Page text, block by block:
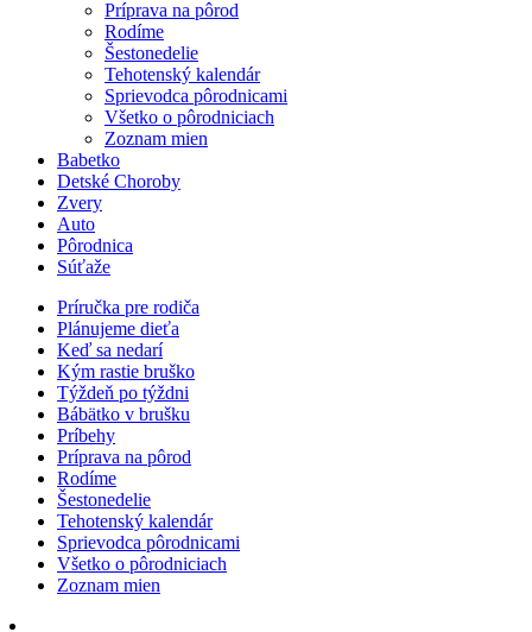
Príprava na pôrod
Rodíme
Šestonedelie
Tehotenský kalendár
Sprievodca pôrodnicami
Všetko o pôrodniciach
Zoznam mien
Babetko
Detské Choroby
Zvery
Auto
Pôrodnica
Súťaže
Príručka pre rodiča
Plánujeme dieťa
Keď sa nedarí
Kým rastie bruško
Týždeň po týždni
Bábätko v brušku
Príbehy
Príprava na pôrod
Rodíme
Šestonedelie
Tehotenský kalendár
Sprievodca pôrodnicami
Všetko o pôrodniciach
Zoznam mien